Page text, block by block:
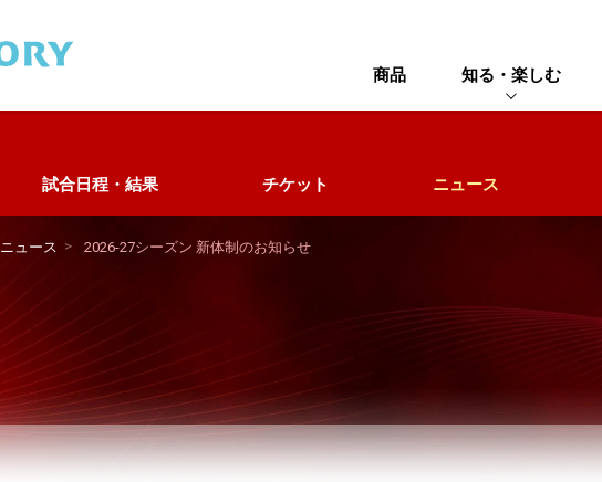
商品 知る・楽しむ
試合日程・結果 チケット ニュース
ニュース 2026-27シーズン 新体制のお知らせ